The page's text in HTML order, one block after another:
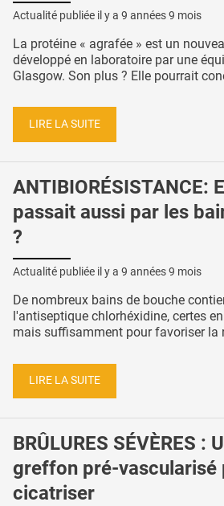
Actualité publiée il y a 9 années 9 mois
La protéine « agrafée » est un
développé en laboratoire par une
Glasgow. Son plus ? Elle pourrait
LIRE LA SUITE
ANTIBIORÉSISTANCE:
passait aussi par les
?
Actualité publiée il y a 9 années 9 mois
De nombreux bains de bouche
l'antiseptique chlorhéxidine, certes
mais suffisamment pour favoriser la
LIRE LA SUITE
BRÛLURES SÉVÈRES :
greffon pré-vascularisé
cicatriser